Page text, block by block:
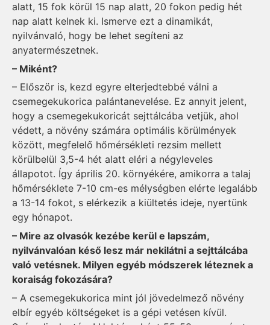
alatt, 15 fok körül 15 nap alatt, 20 fokon pedig hét
nap alatt kelnek ki. Ismerve ezt a dinamikát,
nyilvánvaló, hogy be lehet segíteni az
anyatermészetnek.
– Miként?
– Először is, kezd egyre elterjedtebbé válni a
csemegekukorica palántanevelése. Ez annyit jelent,
hogy a csemegekukoricát sejttálcába vetjük, ahol
védett, a növény számára optimális körülmények
között, megfelelő hőmérsékleti rezsim mellett
körülbelül 3,5-4 hét alatt eléri a négyleveles
állapotot. Így április 20. környékére, amikorra a talaj
hőmérséklete 7-10 cm-es mélységben elérte legalább
a 13-14 fokot, s elérkezik a kiültetés ideje, nyertünk
egy hónapot.
– Mire az olvasók kezébe kerül e lapszám,
nyilvánvalóan késő lesz már nekilátni a sejttálcába
való vetésnek. Milyen egyéb módszerek léteznek a
koraiság fokozására?
– A csemegekukorica mint jól jövedelmező növény
elbír egyéb költségeket is a gépi vetésen kívül.